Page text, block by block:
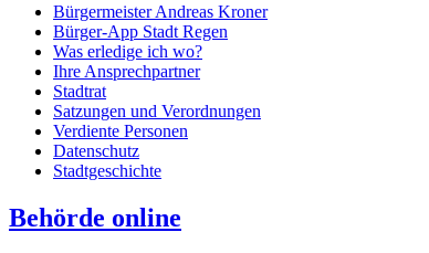
Bürgermeister Andreas Kroner
Bürger-App Stadt Regen
Was erledige ich wo?
Ihre Ansprechpartner
Stadtrat
Satzungen und Verordnungen
Verdiente Personen
Datenschutz
Stadtgeschichte
Behörde online